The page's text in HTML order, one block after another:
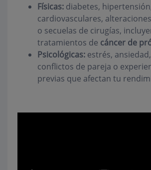
Físicas: diabetes,
cardiovasculares,
o secuelas de cirugías,
tratamientos de cáncer de
Psicológicas: estrés,
conflictos de pareja o
previas que afectan tu